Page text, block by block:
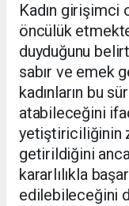
Kadın girişimci
öncülük
duyduğunu
sabır ve emek
kadınların bu
atabileceğini
yetiştiriciliğinin
getirildiğini
kararlılıkla
edilebileceğini